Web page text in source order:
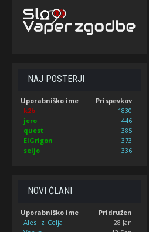
NAJ POSTERJI
Uporabniško ime
Prispevkov
k2b
1830
jero
446
quest
385
ElGrigon
373
seljo
336
NOVI ČLANI
Uporabniško ime
Pridružen
Ales_Iz_Celja
28 Jan